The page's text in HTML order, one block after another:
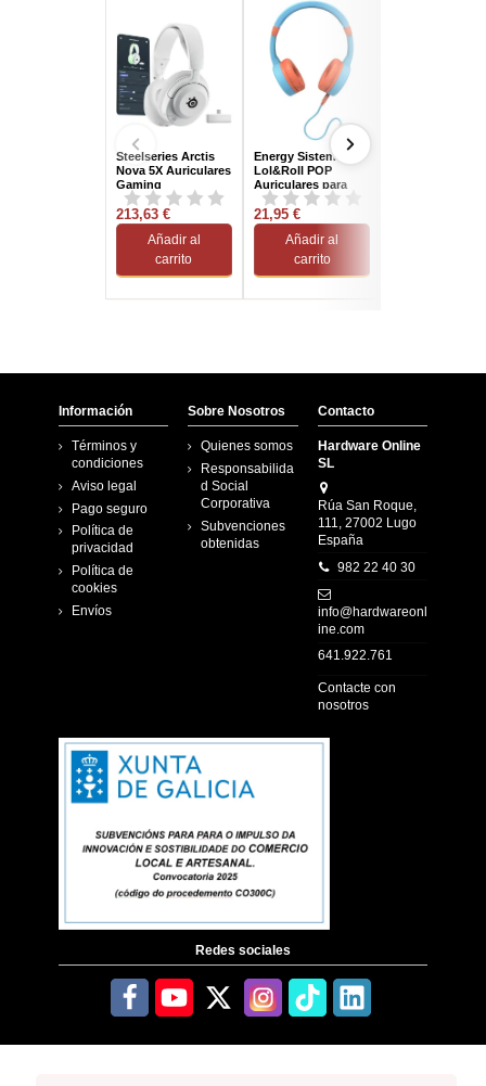
Steelseries Arctis
Nova 5X Auriculares
Gaming
Inalámbricos
Blancos
213,63 €
Añadir al
carrito
Energy Sistem
Lol&Roll POP
Auriculares para
Niños Azules
21,95 €
Añadir al
carrito
Información
Términos y
condiciones
Aviso legal
Pago seguro
Política de
privacidad
Política de
cookies
Envíos
Sobre Nosotros
Quienes somos
Responsabilida
d Social
Corporativa
Subvenciones
obtenidas
Contacto
Hardware Online
SL
Rúa San Roque,
111, 27002 Lugo
España
982 22 40 30
info@hardwareonl
ine.com
641.922.761
Contacte con
nosotros
Redes sociales